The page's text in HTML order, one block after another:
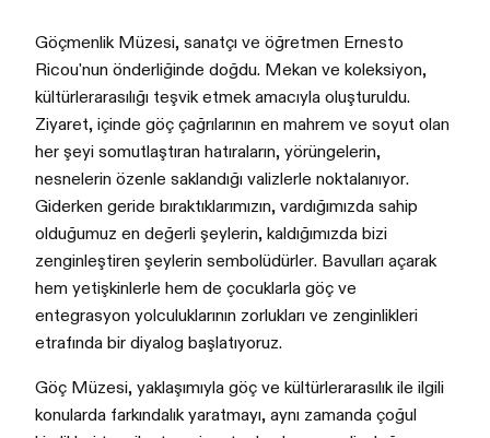
Göçmenlik Müzesi, sanatçı ve öğretmen Ernesto
Ricou'nun önderliğinde doğdu. Mekan ve koleksiyon,
kültürlerarasılığı teşvik etmek amacıyla oluşturuldu.
Ziyaret, içinde göç çağrılarının en mahrem ve soyut olan
her şeyi somutlaştıran hatıraların, yörüngelerin,
nesnelerin özenle saklandığı valizlerle noktalanıyor.
Giderken geride bıraktıklarımızın, vardığımızda sahip
olduğumuz en değerli şeylerin, kaldığımızda bizi
zenginleştiren şeylerin sembolüdürler. Bavulları açarak
hem yetişkinlerle hem de çocuklarla göç ve
entegrasyon yolculuklarının zorlukları ve zenginlikleri
etrafında bir diyalog başlatıyoruz.
Göç Müzesi, yaklaşımıyla göç ve kültürlerarasılık ile ilgili
konularda farkındalık yaratmayı, aynı zamanda çoğul